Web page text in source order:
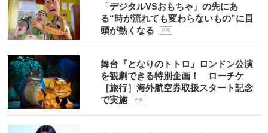
「デジタルVSおもちゃ」の先にあ
る“時が流れても変わらないもの”に目
頭が熱くなる
P R
舞台『となりのトトロ』ロンドン公演
を観劇できる特別企画！ ローチケ
［旅行］海外航空券取扱スタート記念
で実施
P R